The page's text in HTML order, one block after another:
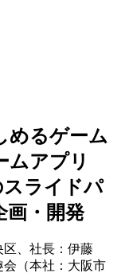
めるゲーム
ムアプリ
スライドパ
画・開発
区、社長：伊藤
（本社：大阪市